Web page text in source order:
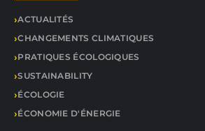
ACTUALITÉS
CHANGEMENTS CLIMATIQUES
PRATIQUES ÉCOLOGIQUES
SUSTAINABILITY
ÉCOLOGIE
ÉCONOMIE D'ÉNERGIE